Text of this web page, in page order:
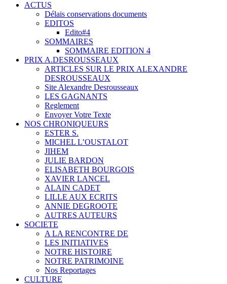
ACTUS
Délais conservations documents
EDITOS
Edito#4
SOMMAIRES
SOMMAIRE EDITION 4
PRIX A.DESROUSSEAUX
ARTICLES SUR LE PRIX ALEXANDRE
DESROUSSEAUX
Site Alexandre Desrousseaux
LES GAGNANTS
Reglement
Envoyer Votre Texte
NOS CHRONIQUEURS
ESTER S.
MICHEL L’OUSTALOT
JIHEM
JULIE BARDON
ELISABETH BOURGOIS
XAVIER LANCEL
ALAIN CADET
LILLE AUX ECRITS
ANNIE DEGROOTE
AUTRES AUTEURS
SOCIETE
A LA RENCONTRE DE
LES INITIATIVES
NOTRE HISTOIRE
NOTRE PATRIMOINE
Nos Reportages
CULTURE